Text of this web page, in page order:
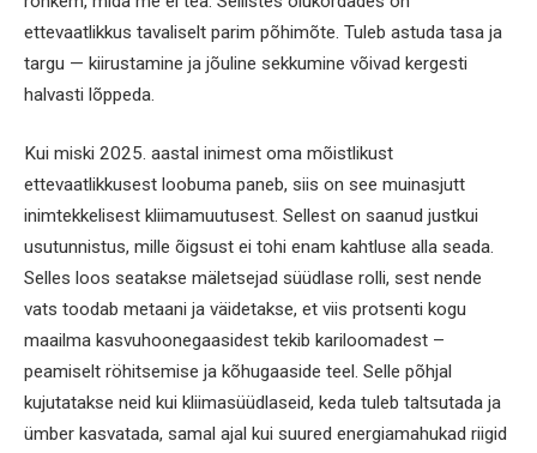
ettevaatlikkus tavaliselt parim põhimõte. Tuleb astuda tasa ja
targu — kiirustamine ja jõuline sekkumine võivad kergesti
halvasti lõppeda.
Kui miski 2025. aastal inimest oma mõistlikust
ettevaatlikkusest loobuma paneb, siis on see muinasjutt
inimtekkelisest kliimamuutusest. Sellest on saanud justkui
usutunnistus, mille õigsust ei tohi enam kahtluse alla seada.
Selles loos seatakse mäletsejad süüdlase rolli, sest nende
vats toodab metaani ja väidetakse, et viis protsenti kogu
maailma kasvuhoonegaasidest tekib kariloomadest –
peamiselt röhitsemise ja kõhugaaside teel. Selle põhjal
kujutatakse neid kui kliimasüüdlaseid, keda tuleb taltsutada ja
ümber kasvatada, samal ajal kui suured energiamahukad riigid